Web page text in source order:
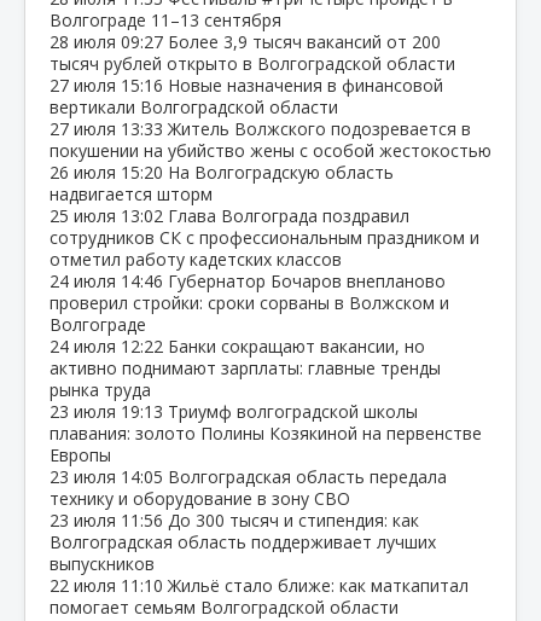
Волгограде 11–13 сентября
28 июля 09:27 Более 3,9 тысяч вакансий от 200
тысяч рублей открыто в Волгоградской области
27 июля 15:16 Новые назначения в финансовой
вертикали Волгоградской области
27 июля 13:33 Житель Волжского подозревается в
покушении на убийство жены с особой жестокостью
26 июля 15:20 На Волгоградскую область
надвигается шторм
25 июля 13:02 Глава Волгограда поздравил
сотрудников СК с профессиональным праздником и
отметил работу кадетских классов
24 июля 14:46 Губернатор Бочаров внепланово
проверил стройки: сроки сорваны в Волжском и
Волгограде
24 июля 12:22 Банки сокращают вакансии, но
активно поднимают зарплаты: главные тренды
рынка труда
23 июля 19:13 Триумф волгоградской школы
плавания: золото Полины Козякиной на первенстве
Европы
23 июля 14:05 Волгоградская область передала
технику и оборудование в зону СВО
23 июля 11:56 До 300 тысяч и стипендия: как
Волгоградская область поддерживает лучших
выпускников
22 июля 11:10 Жильё стало ближе: как маткапитал
помогает семьям Волгоградской области